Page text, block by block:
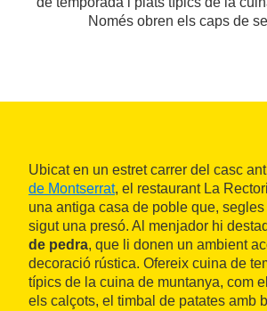
Només obren els caps de
Ubicat en un estret carrer del casc
de Montserrat, el restaurant La
una antiga casa de poble que,
sigut una presó. Al menjador hi
de pedra, que li donen un ambient
decoració rústica. Ofereix cuina de
típics de la cuina de muntanya, com
els calçots, el timbal de patates amb